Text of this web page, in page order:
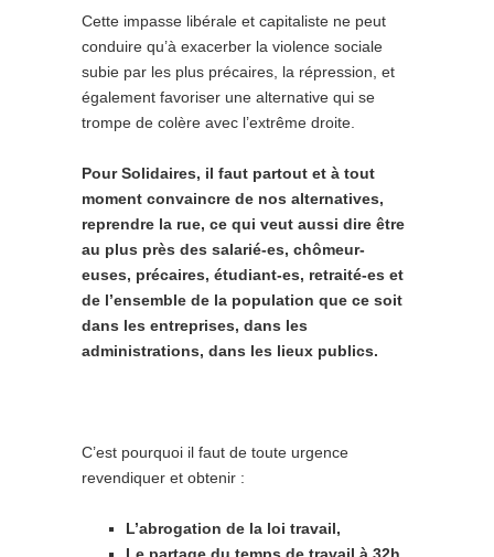
Cette impasse libérale et capitaliste ne peut
conduire qu’à exacerber la violence sociale
subie par les plus précaires, la répression, et
également favoriser une alternative qui se
trompe de colère avec l’extrême droite.
Pour Solidaires, il faut partout et à tout
moment convaincre de nos alternatives,
reprendre la rue, ce qui veut aussi dire être
au plus près des salarié-es, chômeur-
euses, précaires, étudiant-es, retraité-es et
de l’ensemble de la population que ce soit
dans les entreprises, dans les
administrations, dans les lieux publics.
C’est pourquoi il faut de toute urgence
revendiquer et obtenir :
L’abrogation de la loi travail,